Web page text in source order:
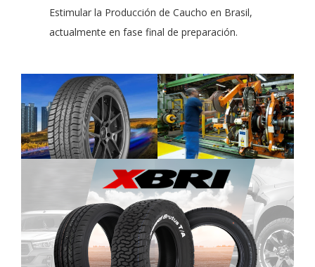
Estimular la Producción de Caucho en Brasil,
actualmente en fase final de preparación.